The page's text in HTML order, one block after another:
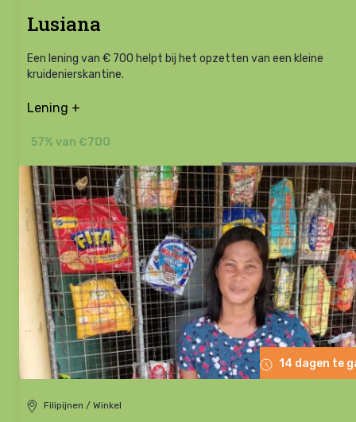
Lusiana
Een lening van € 700 helpt bij het opzetten van een kleine
kruidenierskantine.
Lening +
57% van €700
14 dagen te
Filipijnen / Winkel